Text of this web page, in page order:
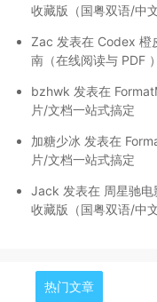
收藏版（国粤双语/中文
Zac 发表在 Codex 橙
南（在线阅读与 PDF ）
bzhwk 发表在
片/文档一站式搞定
加糖少冰 发表在
片/文档一站式搞定
Jack 发表在 周星驰
收藏版（国粤双语/中文
热门文章